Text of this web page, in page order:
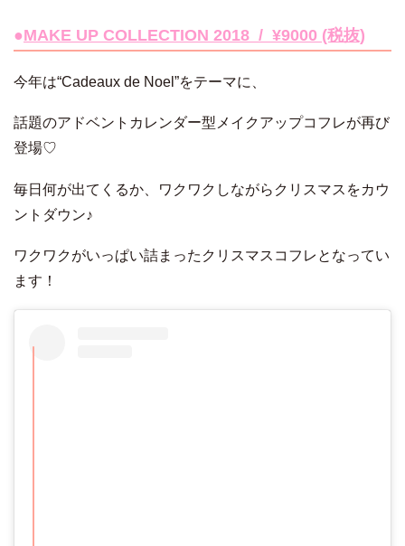
●MAKE UP COLLECTION 2018 / ¥9000 (税抜)
今年は“Cadeaux de Noel”をテーマに、
話題のアドベントカレンダー型メイクアップコフレが再び
登場♡
毎日何が出てくるか、ワクワクしながらクリスマスをカウ
ントダウン♪
ワクワクがいっぱい詰まったクリスマスコフレとなってい
ます！